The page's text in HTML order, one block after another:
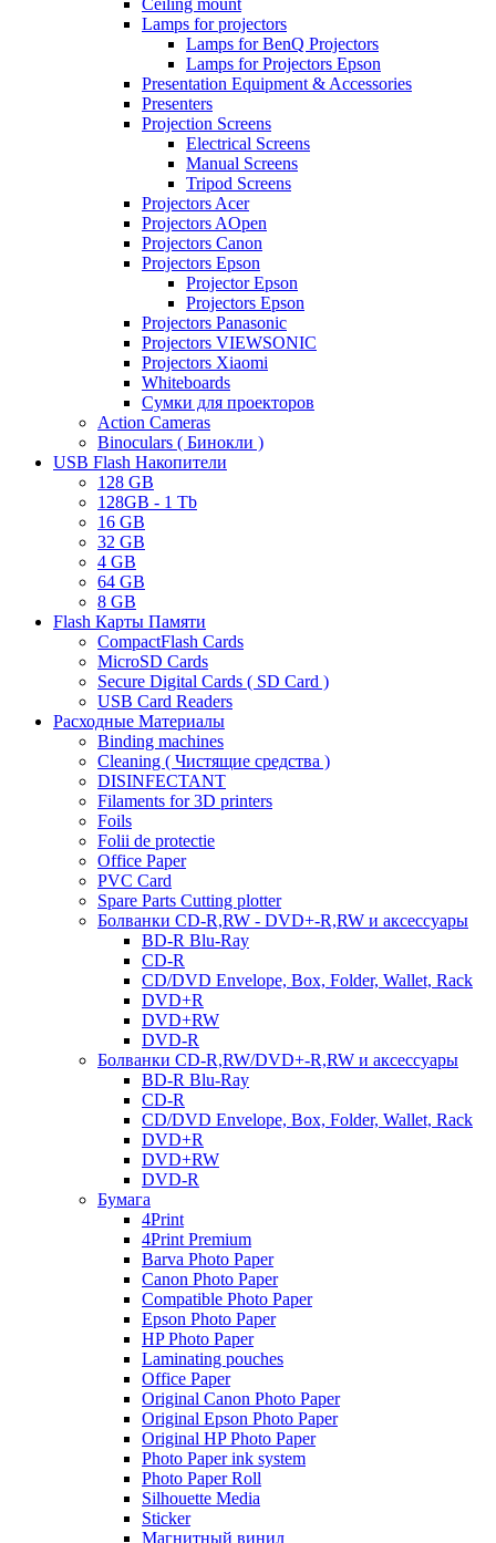
Ceiling mount
Lamps for projectors
Lamps for BenQ Projectors
Lamps for Projectors Epson
Presentation Equipment & Accessories
Presenters
Projection Screens
Electrical Screens
Manual Screens
Tripod Screens
Projectors Acer
Projectors AOpen
Projectors Canon
Projectors Epson
Projector Epson
Projectors Epson
Projectors Panasonic
Projectors VIEWSONIC
Projectors Xiaomi
Whiteboards
Сумки для проекторов
Action Cameras
Binoculars ( Бинокли )
USB Flash Накопители
128 GB
128GB - 1 Tb
16 GB
32 GB
4 GB
64 GB
8 GB
Flash Карты Памяти
CompactFlash Cards
MicroSD Cards
Secure Digital Cards ( SD Card )
USB Card Readers
Расходные Материалы
Binding machines
Cleaning ( Чистящие средства )
DISINFECTANT
Filaments for 3D printers
Foils
Folii de protectie
Office Paper
PVC Card
Spare Parts Cutting plotter
Болванки CD-R,RW - DVD+-R,RW и аксессуары
BD-R Blu-Ray
CD-R
CD/DVD Envelope, Box, Folder, Wallet, Rack
DVD+R
DVD+RW
DVD-R
Болванки CD-R,RW/DVD+-R,RW и аксессуары
BD-R Blu-Ray
CD-R
CD/DVD Envelope, Box, Folder, Wallet, Rack
DVD+R
DVD+RW
DVD-R
Бумага
4Print
4Print Premium
Barva Photo Paper
Canon Photo Paper
Compatible Photo Paper
Epson Photo Paper
HP Photo Paper
Laminating pouches
Office Paper
Original Canon Photo Paper
Original Epson Photo Paper
Original HP Photo Paper
Photo Paper ink system
Photo Paper Roll
Silhouette Media
Sticker
Магнитный винил